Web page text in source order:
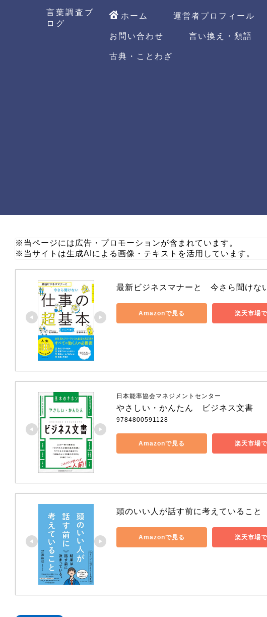
言葉調査ブ
ログ
ホーム 運営者プロフィール
お問い合わせ
言い換え・類語
古典・ことわざ
※当ページには広告・プロモーションが含まれています。
※当サイトは生成AIによる画像・テキストを活用しています。
最新ビジネスマナーと　今さら聞けな
Amazonで見る 楽天市場
日本能率協会マネジメントセンター
やさしい・かんたん　ビジネス文書
9784800591128
Amazonで見る 楽天市場
頭のいい人が話す前に考えていること
Amazonで見る 楽天市場